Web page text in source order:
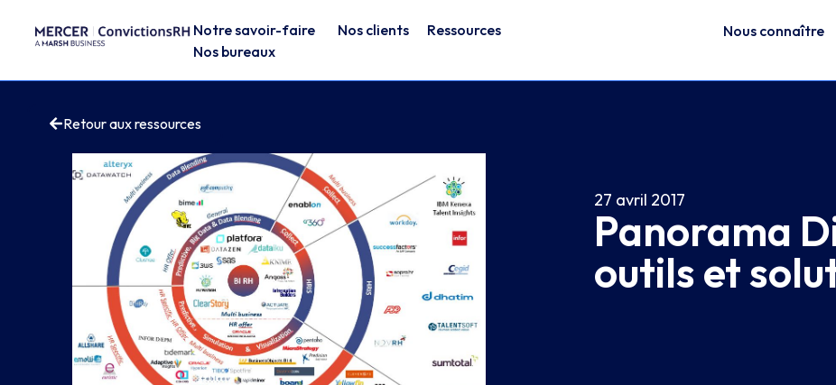
Notre savoir-faire Nos clients
Ressources
Nos bureaux
Nous connaître
27 avril 2017
Panorama
outils et
Retour aux ressources